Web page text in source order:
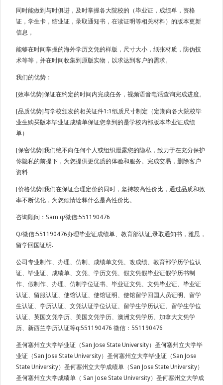
同时能做到与时俱进，及时掌握各大院校的（毕业证，成绩单，资格
证，学生卡，结业证，录取通知书，在读证明等相关材料）的版本更新
信息，
能够在时间掌握的海外学历文凭的样版，尺寸大小，纸张材质，防伪技
术等等，并在时间收集到原版实物，以求达到客户的需求。
我们的优势：
[效率优势]保证在约定的时间内完成任务，视频语音电话查询完成进度。
[品质优势]与学校颁发的相关证件1:1纸质尺寸制定（定期向各大院校毕
业生购买版本毕业证成绩单保证您拿到的是学校内部版本毕业证成绩
单）
[保密优势]我们绝不向任何个人或组织泄露您的隐私，致力于在充分保护
你隐私的前提下，为您提供更优质的体验和服务。完成交易，删除客户
资料
[价格优势]我们在保证合理定价的同时，坚持较高性价比，通过品质和效
率不断优化，为您倾情诠释什么是高性价比。
咨询顾问：Sam q/微信:551190476
Q/微信:551190476办理毕业证成绩单、教育部认证,录取通知书，雅思，
留学回国证明.
公司专业制作、办理、仿制、成绩单文凭、改成绩、教育部学历学位认
证、毕业证、成绩单、文凭、学历文凭、假文凭假毕业证假学历书制
作、假制作、办理、仿制学位证书、毕业证文凭、文凭毕业证、毕业证
认证、留服认证、使馆认证、使馆证明、使馆留学回国人员证明、留学
生认证、学历认证、文凭认证学位认证、留学生学历认证、留学生学位
认证、英国文凭学历、美国文凭学历、澳洲文凭学历、加拿大文凭学
历、新西兰学历认证等q:551190476 微信：551190476
圣何塞州立大学毕业证（San Jose State University）圣何塞州立大学毕
业证（San Jose State University）圣何塞州立大学毕业证（San Jose
State University）圣何塞州立大学成绩单（San Jose State University）
圣何塞州立大学成绩单（ San Jose State University）圣何塞州立大学成